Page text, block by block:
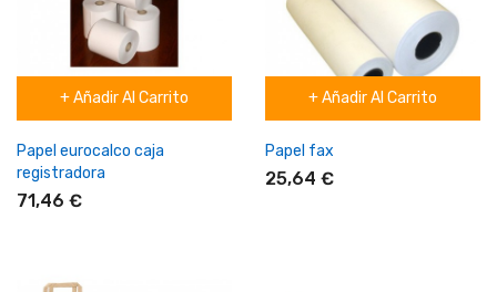
+ Añadir Al Carrito
Papel eurocalco caja
registradora
71,46 €
+ Añadir Al Carrito
Papel fax
25,64 €